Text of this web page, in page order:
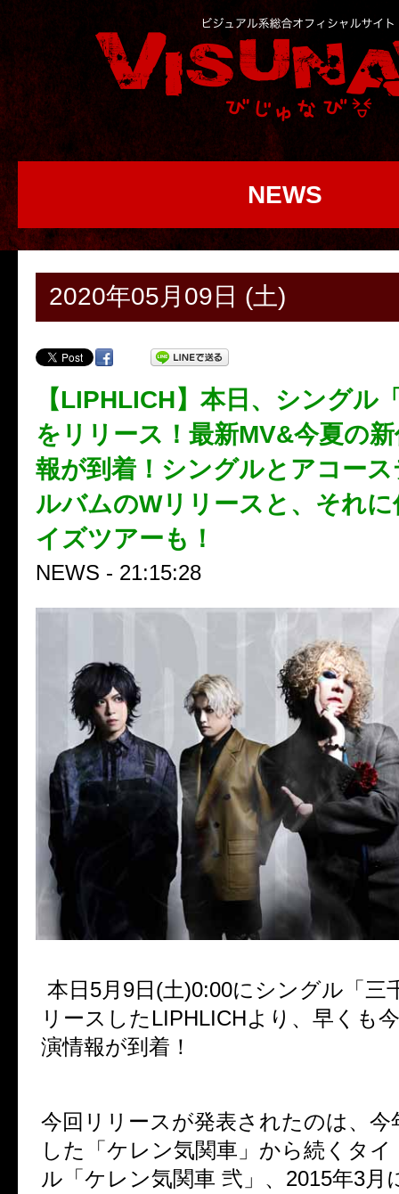
NEWS
2020年05月09日 (土)
【LIPHLICH】本日、シングル
をリリース！最新MV&今夏の
報が到着！シングルとアコー
ルバムのWリリースと、それ
イズツアーも！
NEWS - 21:15:28
本日5月9日(土)0:00にシングル「三
リースしたLIPHLICHより、早くも
演情報が到着！
今回リリースが発表されたのは、今
した「ケレン気関車」から続くタ
ル「ケレン気関車 弐」、2015年3月